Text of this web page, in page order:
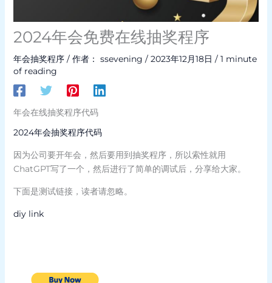
2024年会免费在线抽奖程序
年会抽奖程序/ 作者： ssevening / 2023年12月18日 / 1 minute
of reading
年会在线抽奖程序代码
2024年会抽奖程序代码
因为公司要开年会，然后要用到抽奖程序，所以索性就用
ChatGPT写了一个，然后进行了简单的调试后，分享给大家。
下面是测试链接，读者请忽略。
diy link